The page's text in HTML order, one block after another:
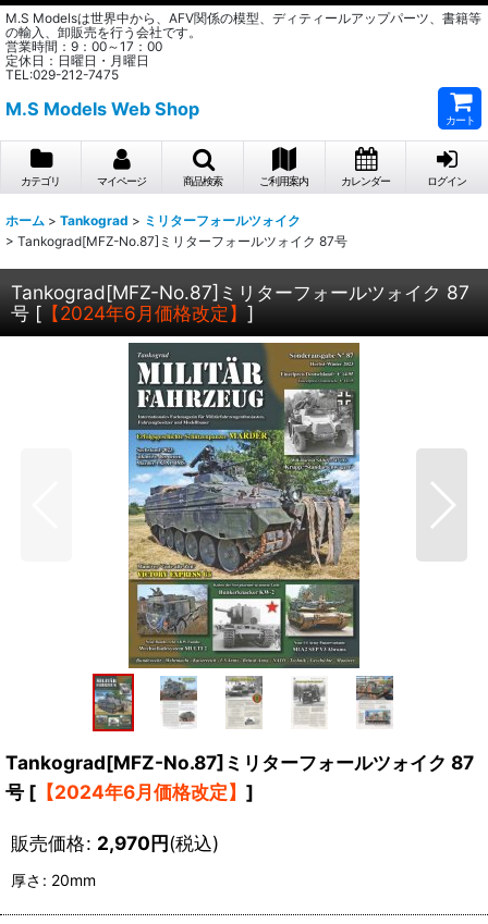
M.S Modelsは世界中から、AFV関係の模型、ディティールアップパーツ、書籍等
の輸入、卸販売を行う会社です。
営業時間：9：00～17：00
定休日：日曜日・月曜日
TEL:029-212-7475
M.S Models Web Shop
カート
カテゴリ マイページ 商品検索 ご利用案内 カレンダー ログイン
ホーム > Tankograd > ミリターフォールツォイク
> Tankograd[MFZ-No.87]ミリターフォールツォイク 87号
Tankograd[MFZ-No.87]ミリターフォールツォイク 87
号 [ 【2024年6月価格改定】 ]
Tankograd[MFZ-No.87]ミリターフォールツォイク 87
号 [ 【2024年6月価格改定】 ]
販売価格: 2,970円(税込)
厚さ : 20mm